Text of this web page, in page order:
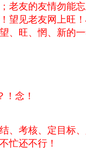
老友的友情勿能
望见老友网上旺
、旺、惘、新的
！念！
、考核、定目标
忙还不行！